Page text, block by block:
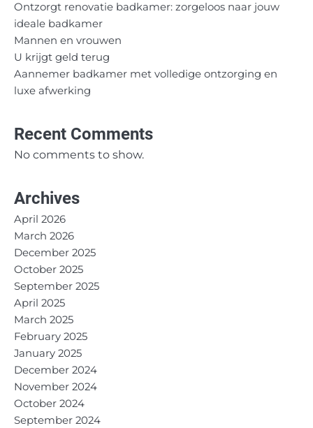
Ontzorgt renovatie badkamer: zorgeloos naar jouw
ideale badkamer
Mannen en vrouwen
U krijgt geld terug
Aannemer badkamer met volledige ontzorging en
luxe afwerking
Recent Comments
No comments to show.
Archives
April 2026
March 2026
December 2025
October 2025
September 2025
April 2025
March 2025
February 2025
January 2025
December 2024
November 2024
October 2024
September 2024